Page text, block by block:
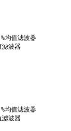
值滤波器
波器
值滤波器
波器